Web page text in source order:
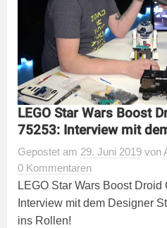
LEGO Star Wars Boost
75253: Interview mit
Gepostet am 29. Juni 2019 von
0 Kommentaren
LEGO Star Wars Boost
Interview mit dem Designer
ins Rollen!